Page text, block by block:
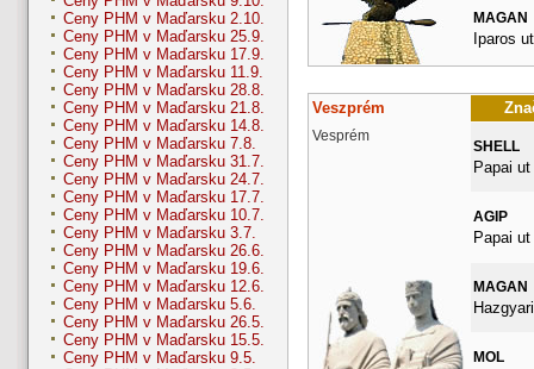
Ceny PHM v Maďarsku 2.10.
Ceny PHM v Maďarsku 25.9.
Ceny PHM v Maďarsku 17.9.
Ceny PHM v Maďarsku 11.9.
Ceny PHM v Maďarsku 28.8.
Ceny PHM v Maďarsku 21.8.
Ceny PHM v Maďarsku 14.8.
Ceny PHM v Maďarsku 7.8.
Ceny PHM v Maďarsku 31.7.
Ceny PHM v Maďarsku 24.7.
Ceny PHM v Maďarsku 17.7.
Ceny PHM v Maďarsku 10.7.
Ceny PHM v Maďarsku 3.7.
Ceny PHM v Maďarsku 26.6.
Ceny PHM v Maďarsku 19.6.
Ceny PHM v Maďarsku 12.6.
Ceny PHM v Maďarsku 5.6.
Ceny PHM v Maďarsku 26.5.
Ceny PHM v Maďarsku 15.5.
Ceny PHM v Maďarsku 9.5.
MAGAN
Iparos
Veszprém
Vesprém
SHELL
Papai ut
AGIP
Papai ut
MAGAN
MOL